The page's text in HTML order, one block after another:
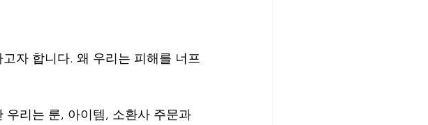
자 합니다. 왜 우리는 피해를 너프
우리는 룬, 아이템, 소환사 주문과